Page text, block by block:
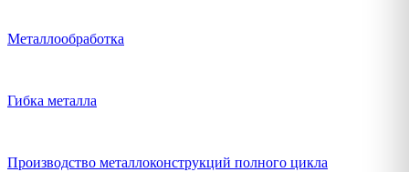
Металлообработка
Гибка металла
Производство металлоконструкций полного цикла